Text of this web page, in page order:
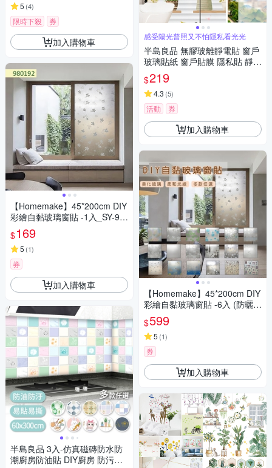
5 (4)
限時下殺 券
加入購物車
【Homemake】45*200cm DIY
彩繪自黏玻璃窗貼 -1入_SY-98
0192 (防曬/遮陽/玻璃貼/保護隱
私/美化佈置)
$169
5 (1)
券
加入購物車
半島良品 3入-仿真磁磚防水防
潮廚房防油貼 DIY廚房 防污貼
感受陽光普照又不怕隱私看光光
半島良品 無膠玻離靜電貼 窗戶
玻璃貼紙 窗戶貼膜 隱私貼 靜電
玻璃貼 45X200
$219
4.3 (5)
活動 券
加入購物車
【Homemake】45*200cm DIY
彩繪自黏玻璃窗貼 -6入 (防曬/
遮陽/玻璃貼/保護隱私/美化佈
置)
$599
5 (1)
券
加入購物車